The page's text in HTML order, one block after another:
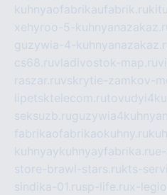
kuhnyaofabrikaufabrik.ru
xehyroo-5-
guzywia-4-
cs68.ruvladivostok-map.ru
raszar.ruvskrytie-zamkov-
lipetsktelecom.ru
seksuzb.ru
fabrikaofabrikaokuhny.ru
kuhnyaykuhnyayfabrika.ru
store-brawl-stars.rukts-
sindika-01.rusp-life.rux-